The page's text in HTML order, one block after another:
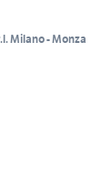
Milano - Monza